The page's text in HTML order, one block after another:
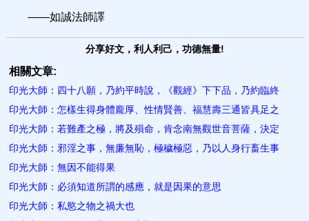
——如誠法師譯
分享好文，利人利己，功德無量!
相關文章:
印光大師：四十八願，乃約平時說，《觀經》下下品，乃約臨終
印光大師：怎樣生得身體龐厚、性情賢善、福慧壽三通皆具足之
印光大師：若難產之極，將及殞命，肯念南無觀世音菩薩，決定
印光大師：邪淫之事，無廉無恥，極穢極惡，乃以人身行畜生事
印光大師：無因不能得果​
印光大師：必須知道所謂的感應，就是因果的意思
印光大師：私慾之物之禍大也